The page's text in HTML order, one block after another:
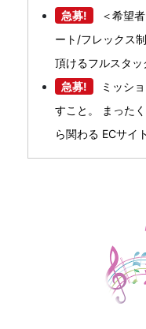
急募!
＜希望
ート/フレックス
頂けるフルスタッ
急募!
ミッシ
すこと。 まった
ら関わる ECサイ